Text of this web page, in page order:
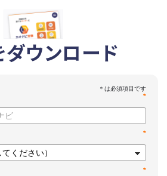
ウンロード
*
*
*